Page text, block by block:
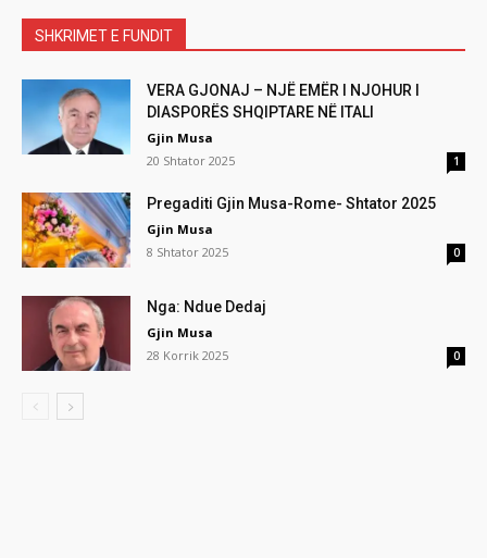
SHKRIMET E FUNDIT
VERA GJONAJ – NJË EMËR I NJOHUR I
DIASPORËS SHQIPTARE NË ITALI
Gjin Musa
20 Shtator 2025
1
Pregaditi Gjin Musa-Rome- Shtator 2025
Gjin Musa
8 Shtator 2025
0
Nga: Ndue Dedaj
Gjin Musa
28 Korrik 2025
0